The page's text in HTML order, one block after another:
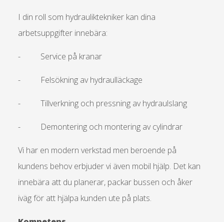
I din roll som hydrauliktekniker kan dina
arbetsuppgifter innebära:
- Service på kranar
- Felsökning av hydraulläckage
- Tillverkning och pressning av hydraulslang
- Demontering och montering av cylindrar
Vi har en modern verkstad men beroende på
kundens behov erbjuder vi även mobil hjälp. Det kan
innebära att du planerar, packar bussen och åker
iväg för att hjälpa kunden ute på plats.